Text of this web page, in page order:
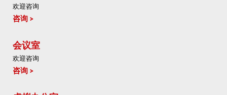
欢迎咨询
咨询
会议室
欢迎咨询
咨询